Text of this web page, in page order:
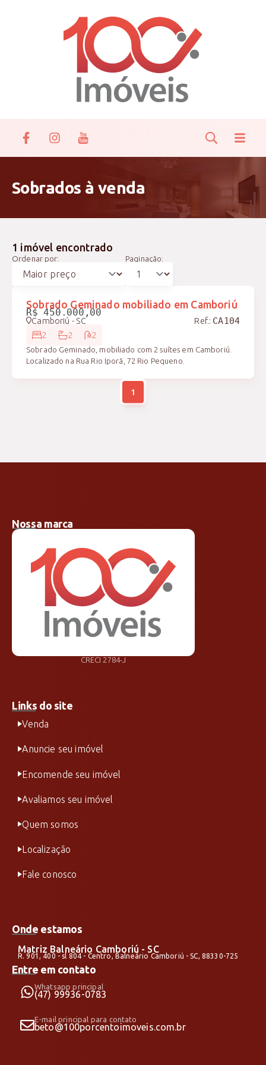
Sobrados à venda
1 imóvel encontrado
Ordenar por: Paginação:
Sobrado Geminado mobiliado em Camboriú
R$ 450.000,00
Camboriú - SC Ref.: CA104
2 2 2
Sobrado Geminado, mobiliado com 2 suítes em Camboriú.
Localizado na Rua Rio Iporã, 72 Rio Pequeno.
1
Nossa marca
CRECI 2784-J
Links do site
Venda
Anuncie seu imóvel
Encomende seu imóvel
Avaliamos seu imóvel
Quem somos
Localização
Fale conosco
Onde estamos
Matriz Balneário Camboriú - SC
R. 901, 400 - sl 804 - Centro, Balneário Camboriú - SC, 88330-725
Entre em contato
Whatsapp principal
(47) 99936-0783
E-mail principal para contato
beto@100porcentoimoveis.com.br